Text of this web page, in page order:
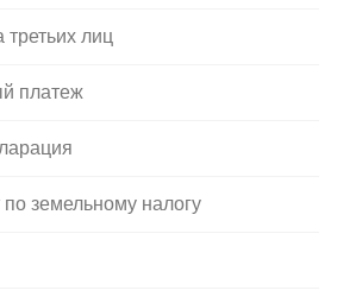
третьих лиц
платеж
земельному налогу